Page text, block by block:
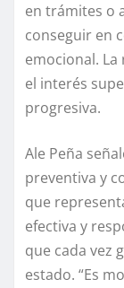
en trámites o
conseguir en
emocional.
el interés
progresiva.
Ale Peña
preventiva y
que
efectiva y
que cada vez
estado. “Es